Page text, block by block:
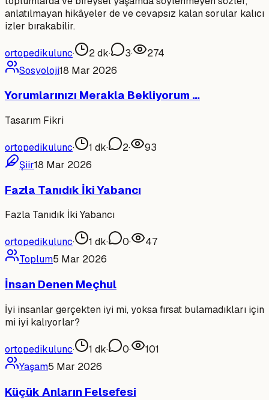
anlatılmayan hikâyeler de ve cevapsız kalan sorular kalıcı
izler bırakabilir.
ortopedikulunc· 2dk· 3·
274
Sosyoloji18 Mar 2026
Yorumlarınızı Merakla Bekliyorum …
Tasarım Fikri
ortopedikulunc· 1 dk· 2·
93
Şiir18 Mar 2026
Fazla Tanıdık İki Yabancı
Fazla Tanıdık İki Yabancı
ortopedikulunc· 1 dk· 0·
47
Toplum5 Mar 2026
İnsan Denen Meçhul
İyi insanlar gerçekten iyi mi, yoksa fırsat bulamadıkları için
mi iyi kalıyorlar?
ortopedikulunc· 1 dk· 0·
101
Yaşam5 Mar 2026
Küçük Anların Felsefesi